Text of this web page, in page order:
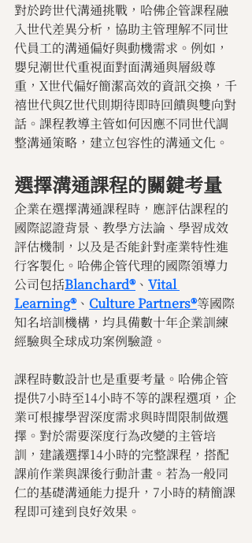
對於跨世代溝通挑戰，哈佛企管課程融
入世代差異分析，協助主管理解不同世
代員工的溝通偏好與動機需求。例如，
嬰兒潮世代重視面對面溝通與層級尊
重，X世代偏好簡潔高效的資訊交換，千
禧世代與Z世代則期待即時回饋與雙向對
話。課程教導主管如何因應不同世代調
整溝通策略，建立包容性的溝通文化。
選擇溝通課程的關鍵考量
企業在選擇溝通課程時，應評估課程的
國際認證背景、教學方法論、學習成效
評估機制，以及是否能針對產業特性進
行客製化。哈佛企管代理的國際領導力
公司包括Blanchard®、 Vital
Learning®、 Culture Partners®等國際
知名培訓機構，均具備數十年企業訓練
經驗與全球成功案例驗證。
課程時數設計也是重要考量。哈佛企管
提供7小時至14小時不等的課程選項，企
業可根據學習深度需求與時間限制做選
擇。對於需要深度行為改變的主管培
訓，建議選擇14小時的完整課程，搭配
課前作業與課後行動計畫。若為一般同
仁的基礎溝通能力提升，7小時的精簡課
程即可達到良好效果。